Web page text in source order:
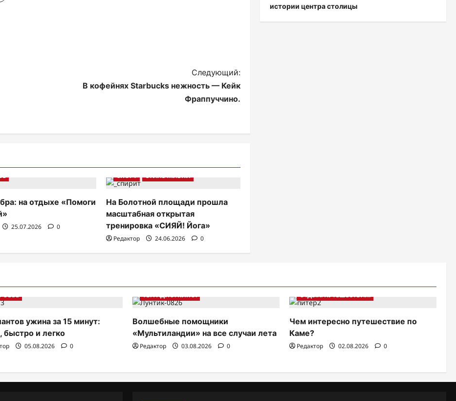
Следующий:
В кофейнях Starbucks нежность — Кейк
Фраппуччино.
на отдыхе «Помоги
25.07.2026 0
СПОРТ СТИЛЬ ЖИЗНИ
На Болотной площади прошла
масштабная открытая
тренировка «СИЯЙ! Йога»
Редактор 24.06.2026 0
истории центра столицы
ужина за 15 минут:
быстро и легко
05.08.2026 0
ТВ. РАДИО. КИНО.
Волшебные помощники
«Мультиландии» на все случаи лета
Редактор 03.08.2026 0
ОТДЫХ. ПУТЕШЕСТВИЯ.
Чем интересно путешествие по
Каме?
Редактор 02.08.2026 0